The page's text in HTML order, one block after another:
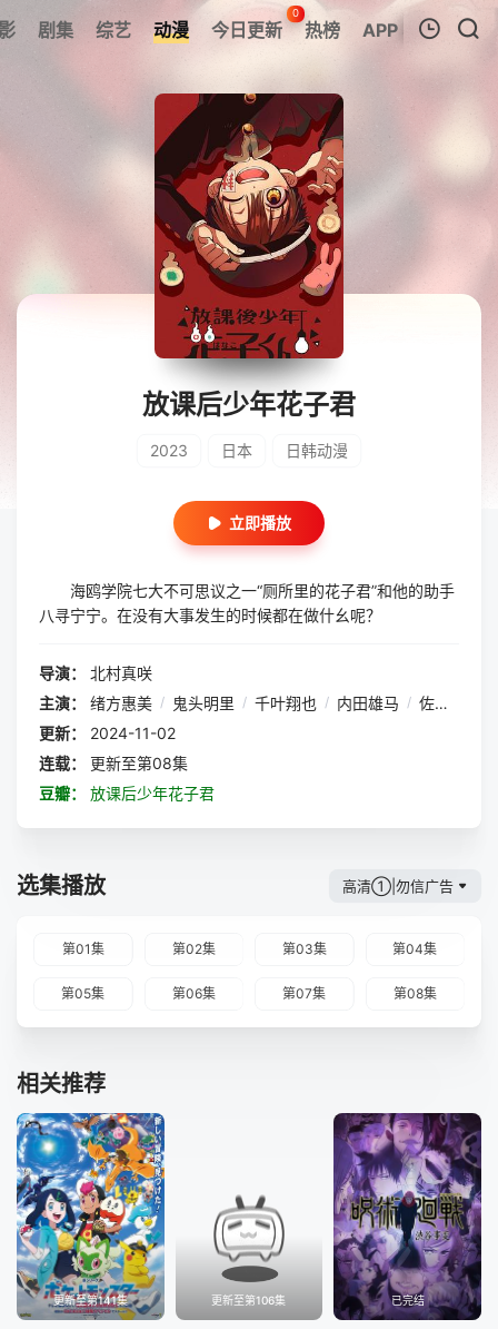
剧集 综艺 动漫 今日更新
0
热榜 APP
我的观影记录
暂无观看影片的记录
放课后少年花子君
2023 日本 日韩动漫
立即播放
海鸥学院七大不可思议之一“厕所里的花子君”和他的助手
八寻宁宁。在没有大事发生的时候都在做什幺呢？
导演：
北村真咲
主演：
绪方惠美 / 鬼头明里 / 千叶翔也 / 内田雄马 / 佐藤未奈子
更新：
2024-11-02
连载：
更新至第08集
豆瓣：
放课后少年花子君
选集播放 高清①|勿信广告
第01集 第02集 第03集 第04集
第05集 第06集 第07集 第08集
相关推荐
更新至第141集 更新至第106集 已完结